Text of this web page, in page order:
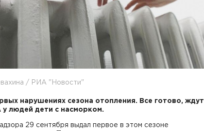
/ РИА "Новости"
нарушениях сезона отопления. Все готово, ждут
у людей дети с насморком.
29 сентября выдал первое в этом сезоне